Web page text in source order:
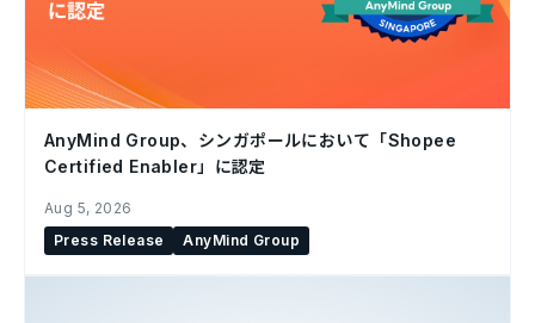
AnyMind Group、シンガポールにおいて「Shopee
Certified Enabler」に認定
Aug 5, 2026
Press Release
AnyMind Group